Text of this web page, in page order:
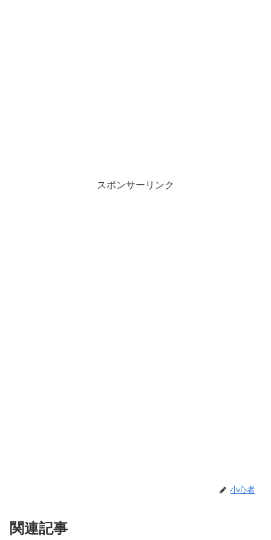
スポンサーリンク
小心者
関連記事